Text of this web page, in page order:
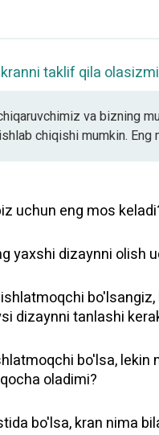
taklif qila
va bizning
chiqishi mumkin.
uchun eng mos
yaxshi dizaynni olish
dizaynni tanlashi
bo'lsa,
oladimi?
bo'lsa, kran nima